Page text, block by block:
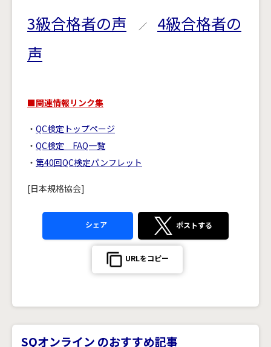
3級合格者の声 ／ 4級合格者の
声
■関連情報リンク集
・ QC検定トップページ
・ QC検定 FAQ一覧
・ 第40回QC検定パンフレット
[日本規格協会]
シェア ポストする
URLをコピー
SQオンライン のおすすめ記事